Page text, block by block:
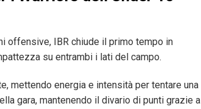
offensive, IBR chiude il primo tempo in
su entrambi i lati del campo.
mettendo energia e intensità per tentare una
gara, mantenendo il divario di punti grazie a